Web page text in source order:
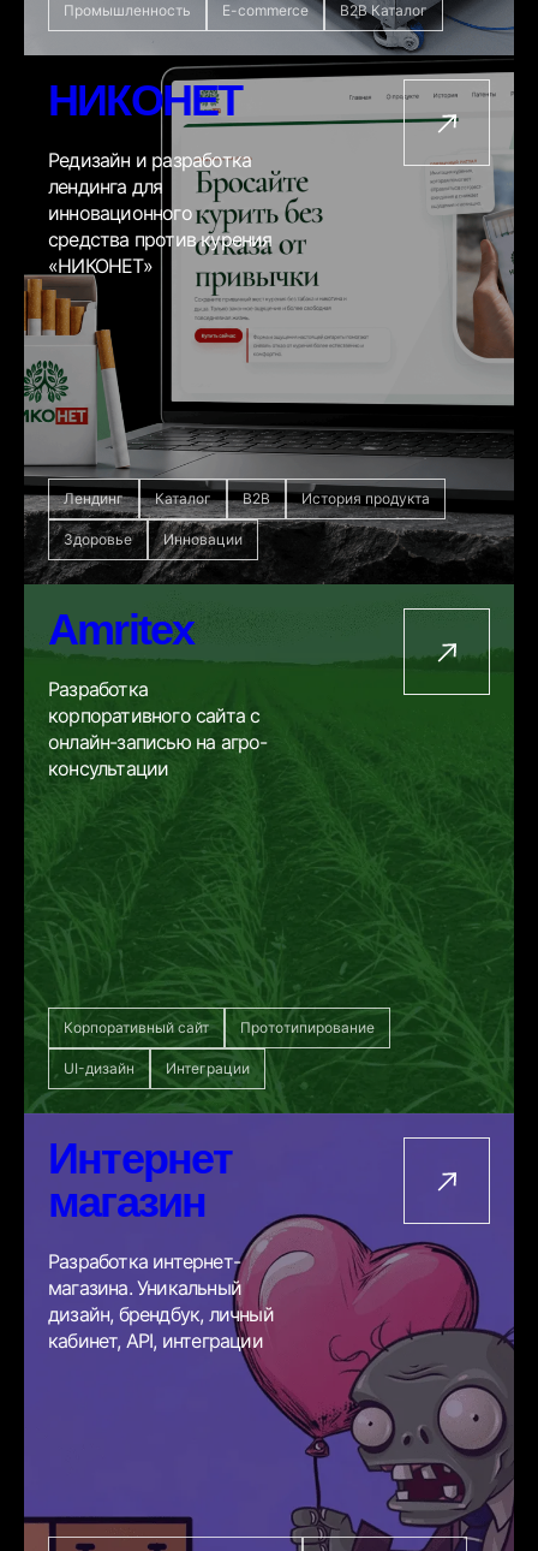
Промышленность E-commerce B2B Каталог
НИКОНЕТ
Редизайн и разработка
лендинга для
инновационного
средства против курения
«НИКОНЕТ»
Лендинг Каталог B2B История продукта
Здоровье Инновации
Amritex
Разработка
корпоративного сайта с
онлайн-записью на агро-
консультации
Корпоративный сайт Прототипирование
UI-дизайн Интеграции
Интернет
магазин
Разработка интернет-
магазина. Уникальный
дизайн, брендбук, личный
кабинет, API, интеграции